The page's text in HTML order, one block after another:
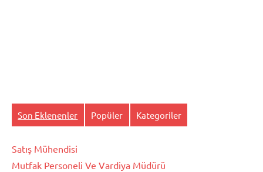
Son Eklenenler Popüler Kategoriler
Satış Mühendisi
Mutfak Personeli Ve Vardiya Müdürü